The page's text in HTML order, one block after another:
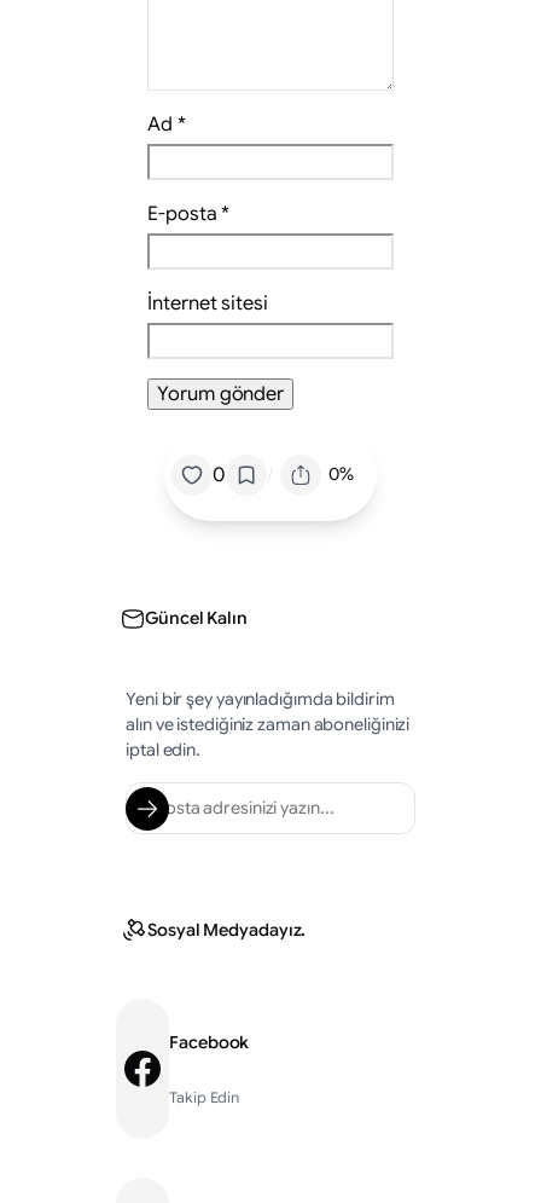
Ad *
E-posta*
İnternet sitesi
0 / 0%
Güncel Kalın
Yeni bir şey yayınladığımda bildirim
alın ve istediğiniz zaman aboneliğinizi
iptal edin.
Sosyal Medyadayız.
Facebook Facebook
Takip Edin